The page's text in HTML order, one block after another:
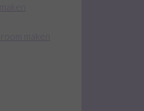
maken